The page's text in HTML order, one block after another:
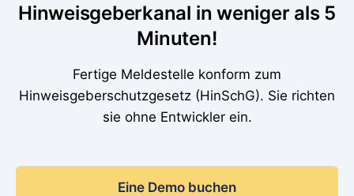
Hinweisgeberkanal in weniger als 5
Minuten!
Fertige Meldestelle konform zum
Hinweisgeberschutzgesetz (HinSchG). Sie richten
sie ohne Entwickler ein.
Eine Demo buchen